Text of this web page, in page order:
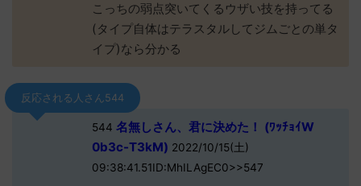
こっちの弱点突いてくるウザい技を持ってる
(タイプ自体はテラスタルしてジムごとの単タ
イプ)なら分かる
反応される人さん544
544 名無しさん、君に決めた！ (ﾜｯﾁｮｲW
0b3c-T3kM) 2022/10/15(土)
09:38:41.51ID:MhILAgEC0>>547